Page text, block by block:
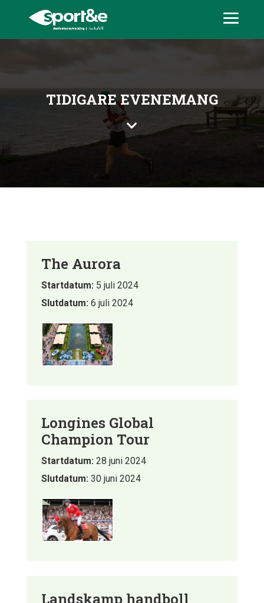
TIDIGARE EVENEMANG

The Aurora
Startdatum: 5 juli 2024
Slutdatum: 6 juli 2024
Longines Global
Champion Tour
Startdatum: 28 juni 2024
Slutdatum: 30 juni 2024
Landskamp handboll